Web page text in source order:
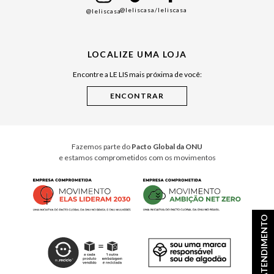
ATENDIMENTO
Cuidados Casa
@leliscasa@leliscasa/leliscasa
LOCALIZE UMA LOJA
Encontre a LE LIS mais próxima de você:
Fazemos parte do Pacto Global da ONU
e estamos comprometidos com os movimentos